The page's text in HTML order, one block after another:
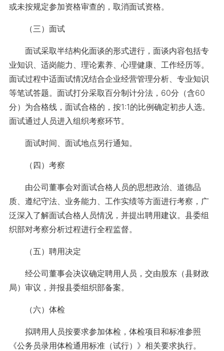
或未按规定参加资格审查的，取消面试资格。
（三）面试
面试采取半结构化面谈的形式进行，面谈内容包括专
业知识、适岗能力、理论素养、心理健康、工作经历等。
面试过程中适面试情况结合企业经营管理分析、专业知识
等笔试答题。面试打分采取百分制计分法，60分（含60
分）为合格线，面试合格的，按1:1的比例确定初步人选。
面试通过人员进入组织考察环节。
面试时间、面试地点另行通知。
（四）考察
由公司董事会对面试合格人员的思想政治、道德品
质、遵纪守法、业务能力、工作实绩等方面进行考察，广
泛深入了解面试合格人员情况，并提出聘用建议。县委组
织部对考察分析过程进行全程监督。
（五）聘用决定
经公司董事会决议确定聘用人员，交由股东（县财政
局）审议，并报县委组织部备案。
（六）体检
拟聘用人员按要求参加体检，体检项目和标准参照
《公务员录用体检通用标准（试行）》相关要求执行。